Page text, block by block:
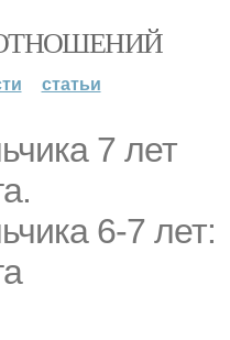
статьи
7 лет
6-7 лет: